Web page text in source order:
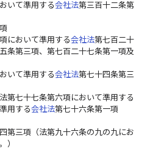
いて準用する会社法第三百十二条第
において準用する会社法第七百二十
条第三項、第七百二十七条第一項及
いて準用する会社法第七十四条第三
第七十七条第六項において準用する
用する会社法第七十六条第一項
第三項（法第九十六条の九の九にお
）